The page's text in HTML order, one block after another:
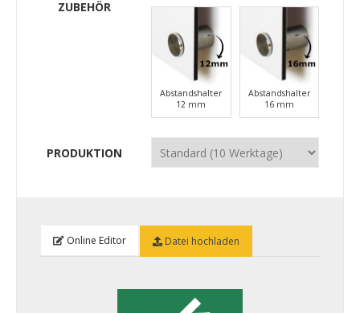
ZUBEHÖR
Abstandshalter
12 mm
Abstandshalter
16 mm
PRODUKTION
Online Editor Datei hochladen